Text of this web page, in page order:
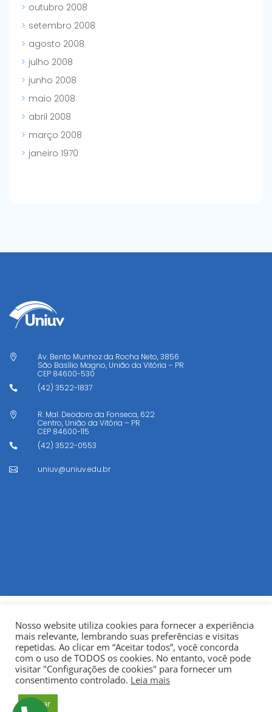
outubro 2008
setembro 2008
agosto 2008
julho 2008
junho 2008
maio 2008
abril 2008
março 2008
janeiro 1970

Av. Bento Munhoz da Rocha Neto, 3856
São Basílio Magno, União da Vitória – PR
CEP 84600-530
 (42) 3522-1837

R. Mal. Deodoro da Fonseca, 622
Centro, União da Vitória – PR
CEP 84600-115
 (42) 3522-0553
 uniuv@uniuv.edu.br
© Copyright 2022Fundação Municipal Centro Universitário
da Cidade de União da Vitória – UNIUV
Nosso website utiliza cookies para fornecer a experiência
mais relevante, lembrando suas preferências e visitas
repetidas. Ao clicar em “Aceitar todos”, você concorda
com o uso de TODOS os cookies. No entanto, você pode
visitar "Configurações de cookies" para fornecer um
consentimento controlado. Leia mais
Aceitar